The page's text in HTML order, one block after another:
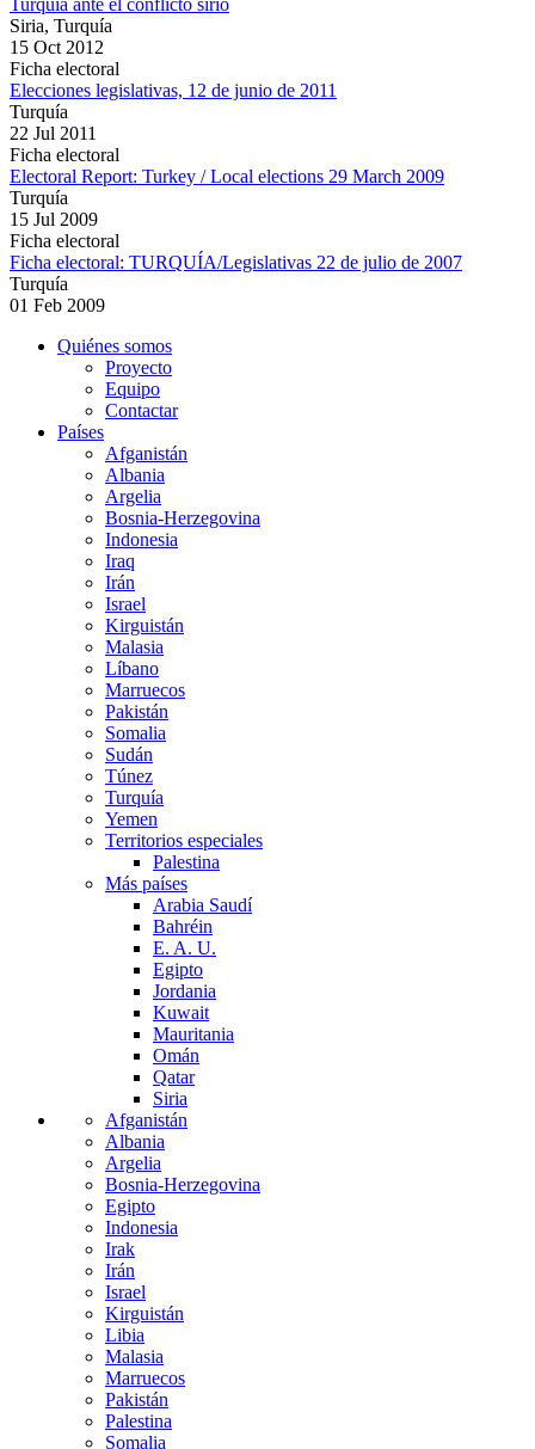
Siria, Turquía
15 Oct 2012
Ficha electoral
Elecciones legislativas, 12 de junio de 2011
Turquía
22 Jul 2011
Ficha electoral
Electoral Report: Turkey / Local elections 29 March 2009
Turquía
15 Jul 2009
Ficha electoral
Ficha electoral: TURQUÍA/Legislativas 22 de julio de 2007
Turquía
01 Feb 2009
Quiénes somos
Proyecto
Equipo
Contactar
Países
Afganistán
Albania
Argelia
Bosnia-Herzegovina
Indonesia
Iraq
Irán
Israel
Kirguistán
Malasia
Líbano
Marruecos
Pakistán
Somalia
Sudán
Túnez
Turquía
Yemen
Territorios especiales
Palestina
Más países
Arabia Saudí
Bahréin
E. A. U.
Egipto
Jordania
Kuwait
Mauritania
Omán
Qatar
Siria
Afganistán
Albania
Argelia
Bosnia-Herzegovina
Egipto
Indonesia
Irak
Irán
Israel
Kirguistán
Libia
Malasia
Marruecos
Pakistán
Palestina
Somalia